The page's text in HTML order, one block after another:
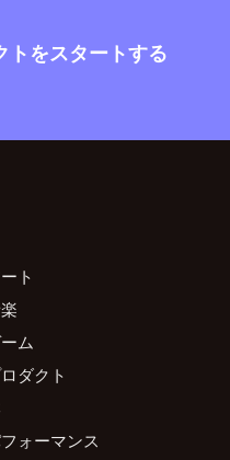
トをスタートする
ト
ム
ダクト
ォーマンス